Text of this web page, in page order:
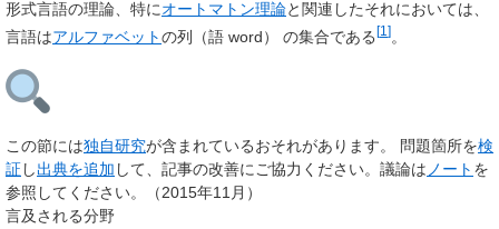
形式言語の理論、特にオートマトン理論と関連したそれにおいては、
言語はアルファベットの列（語 word） の集合である [1 ] 。
この節には独自研究が含まれているおそれがあります。 問題箇所を検
証し出典を追加 して、記事の改善にご協力ください。議論は ノート を
参照してください。
（2015年11月 ）
言及される分野